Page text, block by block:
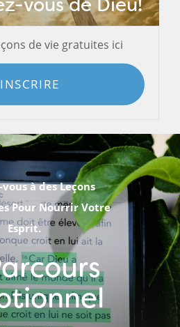
de vie gratuites ici
à des Leçons
Pour Nourrir Votre
Esprit.